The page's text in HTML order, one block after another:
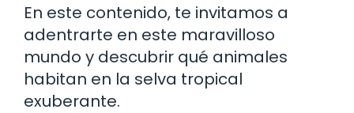
En este contenido, te invitamos a
adentrarte en este maravilloso
mundo y descubrir qué animales
habitan en la selva tropical
exuberante.